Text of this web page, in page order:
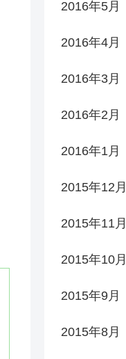
2016年5月
2016年4月
2016年3月
2016年2月
2016年1月
2015年12月
2015年11月
2015年10月
2015年9月
2015年8月